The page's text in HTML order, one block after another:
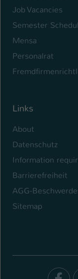
Job Vacancies
Semester
Mensa
Personalrat
Links
About
Datenschutz
Information
Barrierefreiheit
AGG-
Sitemap